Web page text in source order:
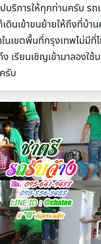
บริการให้ทุกท่านครับ รถ
เดินเข้าขนย้ายให้ถึงที่บ้า
ในเขตพื้นที่กรุงเทพไม่มีที่
ถึง เรียนเชิญเข้ามาลองใช้
รับ